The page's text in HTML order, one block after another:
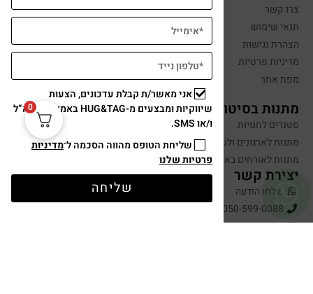
צרו קשר
תנאי שימוש
הצהרת נגישות
מדיניות פרטיות
מפת אתר
מתנות בסיטונאות
סטנדים לחנויות
מתנות לארגונים ולעובדים
מתנות לאורחים באירועים
יצירת קשר
שלחו הודעה
050-599-0088
hugandtag@gmail.com
0
אני מאשר/ת קבלת עדכונים, הצעות
שיווקיות ומבצעים מ-HUG&TAG באמצעות דוא”ל
ו/או SMS.
שליחת הטופס מהווה הסכמה ל־מדיניות
פרטיות שלנו
שליחה